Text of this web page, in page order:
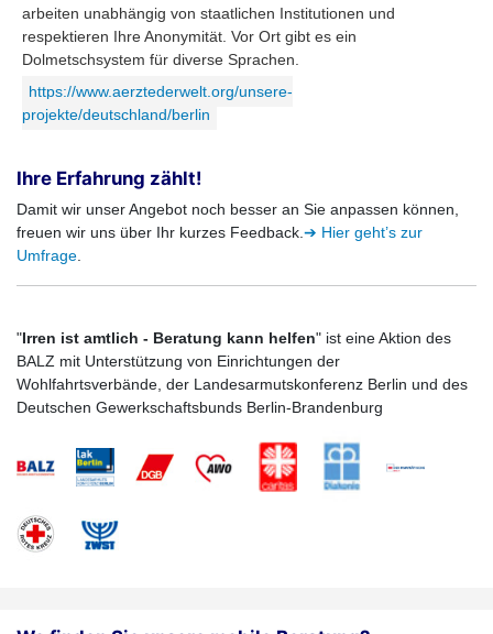
arbeiten unabhängig von staatlichen Institutionen und
respektieren Ihre Anonymität. Vor Ort gibt es ein
Dolmetschsystem für diverse Sprachen.
https://www.aerztederwelt.org/unsere-
projekte/deutschland/berlin
Ihre Erfahrung zählt!
Damit wir unser Angebot noch besser an Sie anpassen können,
freuen wir uns über Ihr kurzes Feedback. ➔ Hier geht’s zur
Umfrage
"Irren ist amtlich - Beratung kann helfen" ist eine Aktion des
BALZ mit Unterstützung von Einrichtungen der
Wohlfahrtsverbände, der Landesarmutskonferenz Berlin und des
Deutschen Gewerkschaftsbunds Berlin-Brandenburg